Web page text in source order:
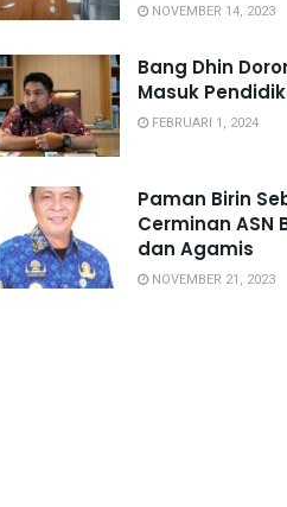
NOVEMBER 14, 2023
Bang Dhin
Masuk
FEBRUARI 1, 2024
Paman Birin
Cerminan ASN
dan Agamis
NOVEMBER 21, 2023